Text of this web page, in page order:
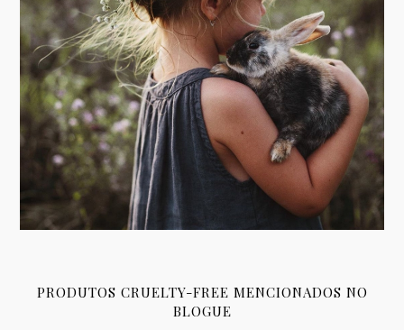
PRODUTOS CRUELTY-FREE MENCIONADOS NO
BLOGUE